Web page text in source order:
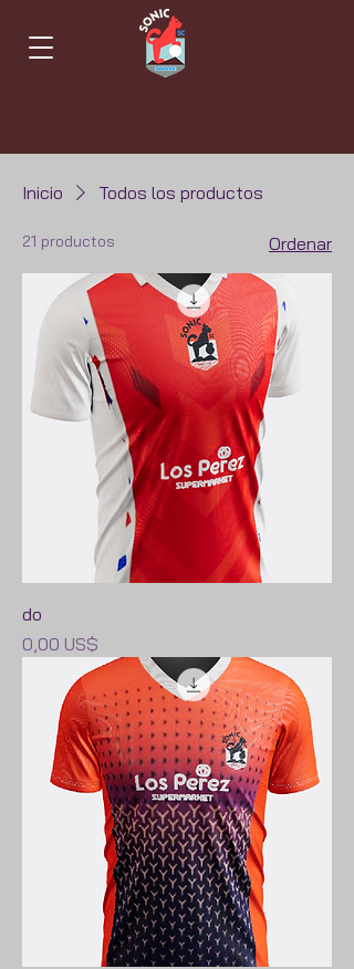
Inicio Todos los productos
21 productos Ordenar
do
Precio
0,00 US$